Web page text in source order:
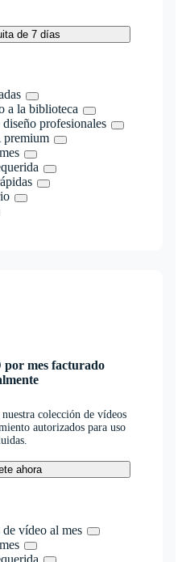
de 7 días
a la biblioteca
profesionales
premium
por mes facturado
colección de vídeos
autorizados para uso
ahora
vídeo al mes